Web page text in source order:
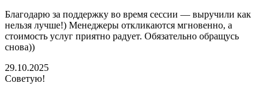
Благодарю за поддержку во время сессии — выручили как
нельзя лучше!) Менеджеры откликаются мгновенно, а
стоимость услуг приятно радует. Обязательно обращусь
снова))
29.10.2025
Советую!